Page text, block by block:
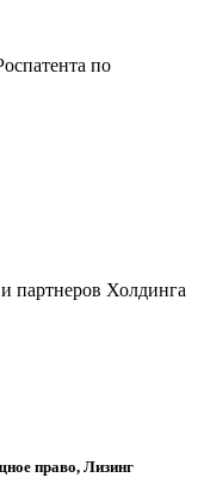
по
партнеров Холдинга
право, Лизинг